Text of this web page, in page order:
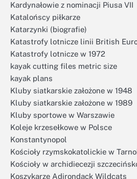
Kardynałowie z nominacji Piusa VII
Katalońscy piłkarze
Katarzynki (biografie)
Katastrofy lotnicze linii British
Katastrofy lotnicze w 1972
kayak cutting files metric size
kayak plans
Kluby siatkarskie założone w 1948
Kluby siatkarskie założone w 1989
Kluby sportowe w Warszawie
Koleje krzesełkowe w Polsce
Konstantynopol
Kościoły rzymskokatolickie w
Kościoły w archidiecezji
Koszykarze Adirondack Wildcats